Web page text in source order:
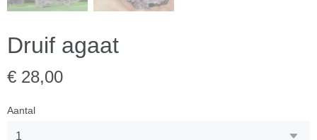
Druif agaat
€ 28,00
Aantal